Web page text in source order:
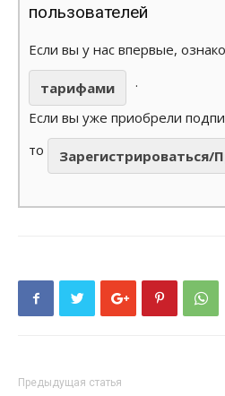
пользователей
Если вы у нас впервые,
тарифами
.
Если вы уже приобрели
то
Зарегистрироваться/
Предыдущая статья